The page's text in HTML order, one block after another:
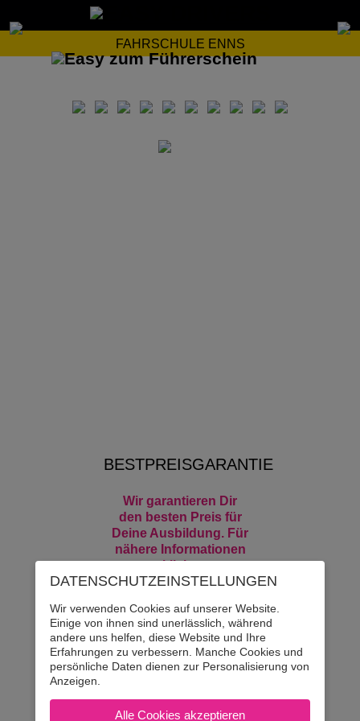
FAHRSCHULE ENNS
BESTPREISGARANTIE
Wir garantieren Dir
den besten Preis für
Deine Ausbildung. Für
nähere Informationen
klicke
DEINE NÄCHSTEN
Kursbeginn B & B-L17:
DATENSCHUTZ­EINSTELLUNGEN
Wir verwenden Cookies auf unserer Website.
Einige von ihnen sind unerlässlich, während
andere uns helfen, diese Website und Ihre
Erfahrungen zu verbessern. Manche Cookies und
persönliche Daten dienen zur Personalisierung von
Anzeigen.
Alle Cookies akzeptieren